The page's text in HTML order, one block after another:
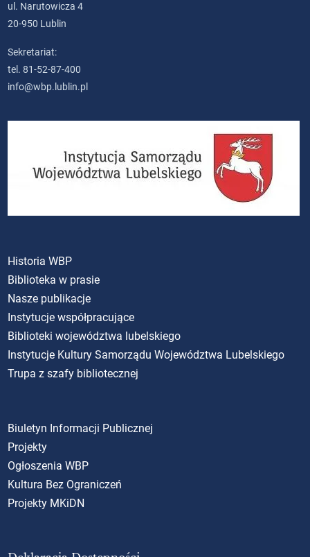
ul. Narutowicza 4
20-950 Lublin
Sekretariat:
tel. 81-52-87-400
info@wbp.lublin.pl
Historia WBP
Biblioteka w prasie
Nasze publikacje
Instytucje współpracujące
Biblioteki województwa lubelskiego
Instytucje Kultury Samorządu Województwa Lubelskiego
Trupa z szafy bibliotecznej
Biuletyn Informacji Publicznej
Projekty
Ogłoszenia WBP
Kultura Bez Ograniczeń
Projekty MKiDN